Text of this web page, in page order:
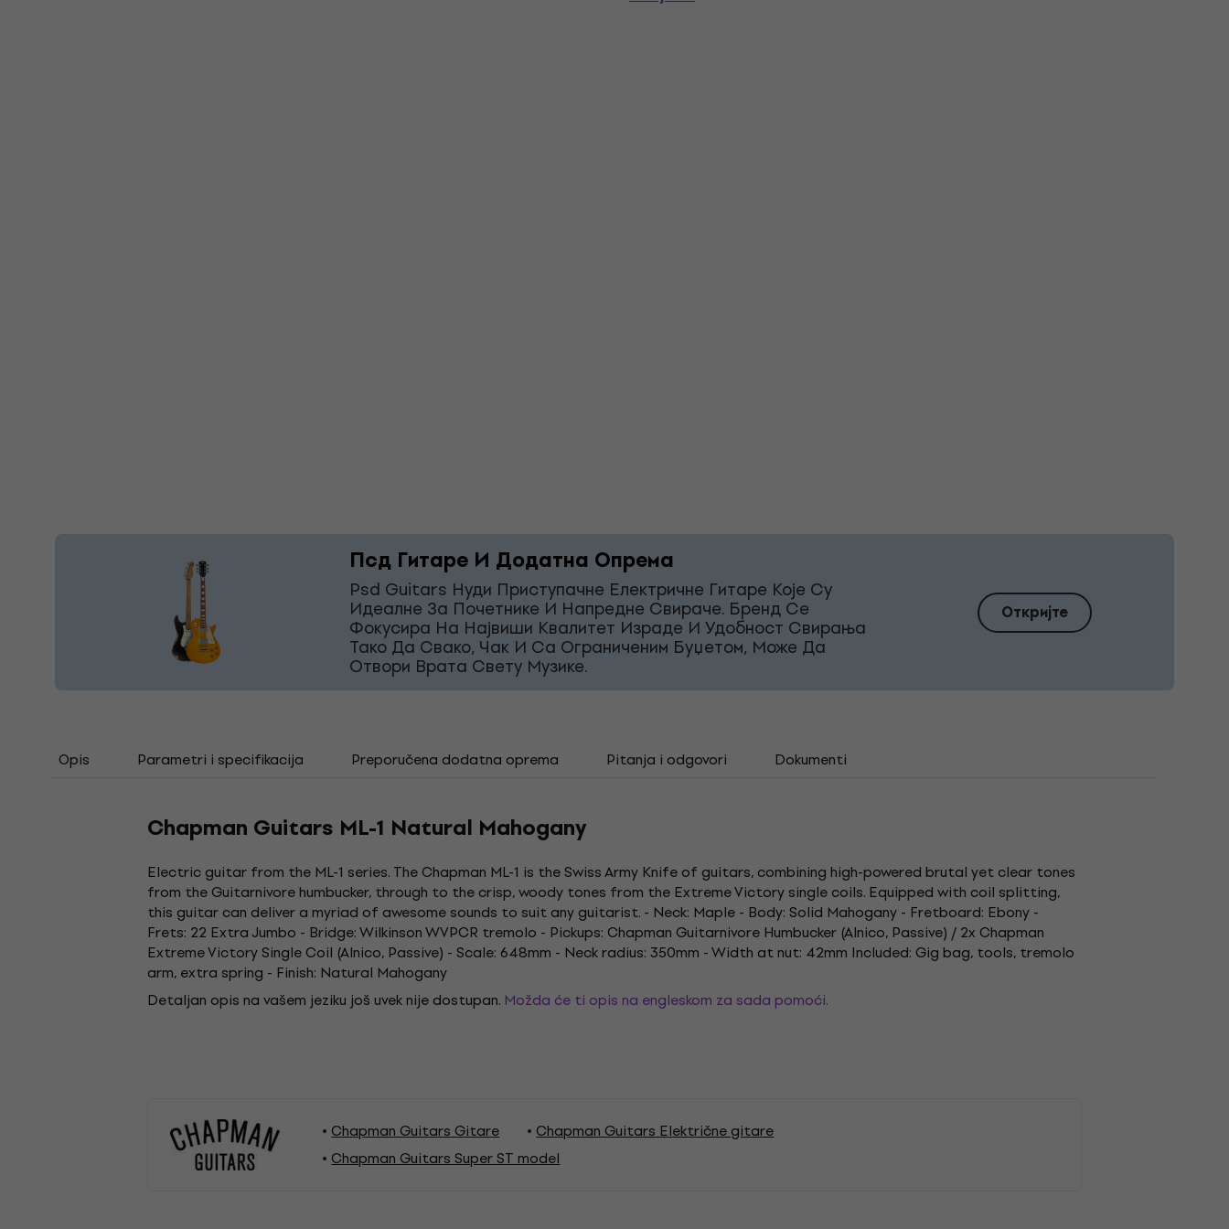
Псд Гитаре И Додатна Опрема
Psd Guitars Нуди Приступачне Електричне Гитаре Које Су
Идеалне За Почетнике И Напредне Свираче. Бренд Се
Фокусира На Највиши Квалитет Израде И Удобност Свирања
Тако Да Свако, Чак И Са Ограниченим Буџетом, Може Да
Отвори Врата Свету Музике.
Откријте
Opis Parametri i specifikacija Preporučena dodatna oprema Pitanja i odgovori Dokumenti
Chapman Guitars ML-1 Natural Mahogany
Electric guitar from the ML-1 series. The Chapman ML-1 is the Swiss Army Knife of guitars, combining high-powered brutal yet clear tones
from the Guitarnivore humbucker, through to the crisp, woody tones from the Extreme Victory single coils. Equipped with coil splitting,
this guitar can deliver a myriad of awesome sounds to suit any guitarist. - Neck: Maple - Body: Solid Mahogany - Fretboard: Ebony -
Frets: 22 Extra Jumbo - Bridge: Wilkinson WVPCR tremolo - Pickups: Chapman Guitarnivore Humbucker (Alnico, Passive) / 2x Chapman
Extreme Victory Single Coil (Alnico, Passive) - Scale: 648mm - Neck radius: 350mm - Width at nut: 42mm Included: Gig bag, tools, tremolo
arm, extra spring - Finish: Natural Mahogany
Detaljan opis na vašem jeziku još uvek nije dostupan. Možda će ti opis na engleskom za sada pomoći.
Chapman Guitars Gitare
Chapman Guitars Električne gitare
Chapman Guitars Super ST model